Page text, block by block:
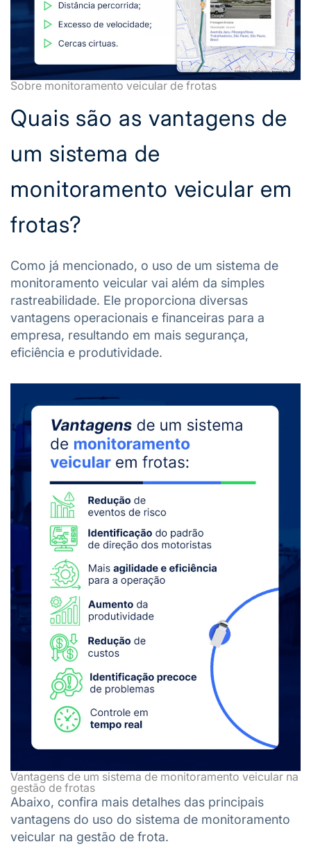
Sobre monitoramento veicular de frotas
Quais são as vantagens de
um sistema de
monitoramento veicular em
frotas?
Como já mencionado, o uso de um sistema de
monitoramento veicular vai além da simples
rastreabilidade. Ele proporciona diversas
vantagens operacionais e financeiras para a
empresa, resultando em mais segurança,
eficiência e produtividade.
Vantagens de um sistema de monitoramento veicular na
gestão de frotas
Abaixo, confira mais detalhes das principais
vantagens do uso do sistema de monitoramento
veicular na gestão de frota.